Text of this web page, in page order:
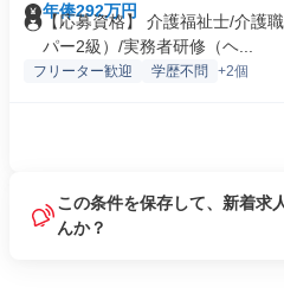
年俸292万円
【応募資格】 介護福祉士/介護
パー2級）/実務者研修（ヘ...
フリーター歓迎 学歴不問 +2個
この条件を保存して、新着求
んか？